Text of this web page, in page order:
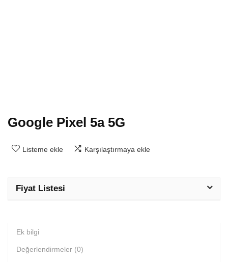
Google Pixel 5a 5G
Listeme ekle Karşılaştırmaya ekle
Fiyat Listesi
Ek bilgi
Değerlendirmeler (0)